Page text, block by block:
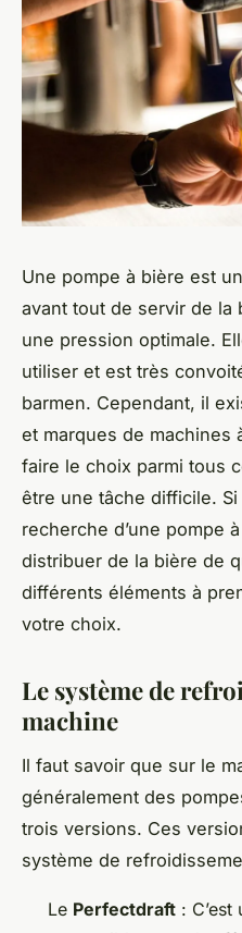
Une pompe à bière est
avant tout de servir de la
une pression optimale.
utiliser et est très
barmen. Cependant, il
et marques de machines
faire le choix parmi tous
être une tâche difficile.
recherche d’une pompe
distribuer de la bière de
différents éléments à
votre choix.
Le système de
machine
Il faut savoir que sur le
généralement des
trois versions. Ces
système de
Le Perfectdraft :